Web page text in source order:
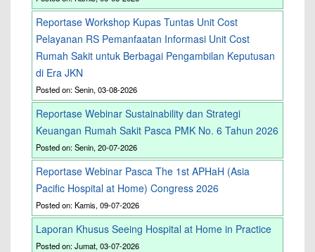
Reportase Workshop Kupas Tuntas Unit Cost
Pelayanan RS Pemanfaatan Informasi Unit Cost
Rumah Sakit untuk Berbagai Pengambilan Keputusan
di Era JKN
Posted on: Senin, 03-08-2026
Reportase Webinar Sustainability dan Strategi
Keuangan Rumah Sakit Pasca PMK No. 6 Tahun 2026
Posted on: Senin, 20-07-2026
Reportase Webinar Pasca The 1st APHaH (Asia
Pacific Hospital at Home) Congress 2026
Posted on: Kamis, 09-07-2026
Laporan Khusus Seeing Hospital at Home in Practice
Posted on: Jumat, 03-07-2026